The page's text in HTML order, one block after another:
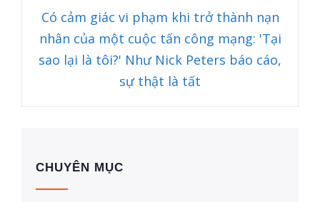
Có cảm giác vi phạm khi trở thành nạn
nhân của một cuộc tấn công mạng: 'Tại
sao lại là tôi?' Như Nick Peters báo cáo,
sự thật là tất
CHUYÊN MỤC